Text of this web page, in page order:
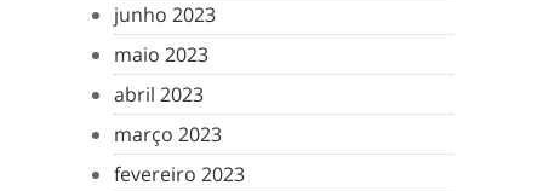
junho 2023
maio 2023
abril 2023
março 2023
fevereiro 2023